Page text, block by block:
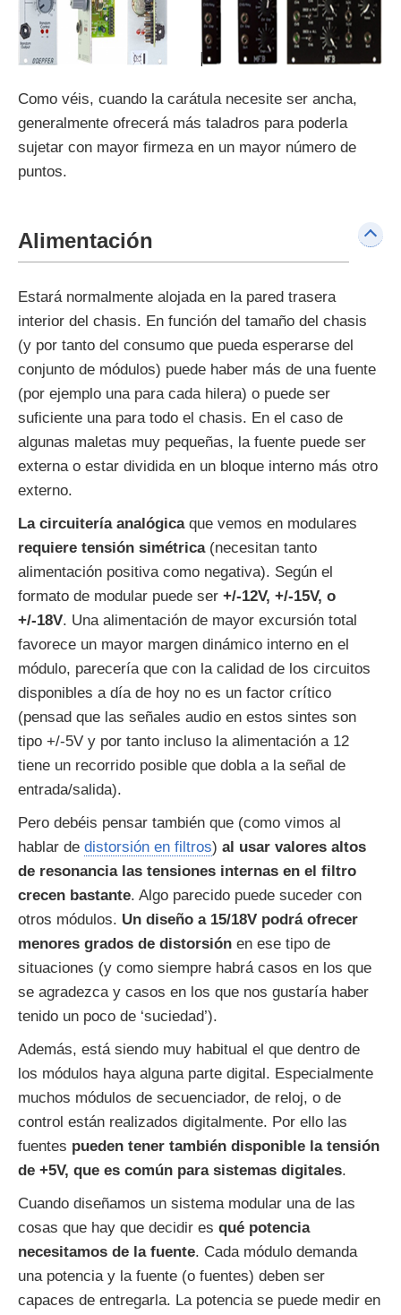
Como véis, cuando la carátula necesite ser ancha,
generalmente ofrecerá más taladros para poderla
sujetar con mayor firmeza en un mayor número de
puntos.
Alimentación
Estará normalmente alojada en la pared trasera
interior del chasis. En función del tamaño del chasis
(y por tanto del consumo que pueda esperarse del
conjunto de módulos) puede haber más de una fuente
(por ejemplo una para cada hilera) o puede ser
suficiente una para todo el chasis. En el caso de
algunas maletas muy pequeñas, la fuente puede ser
externa o estar dividida en un bloque interno más otro
externo.
La circuitería analógica que vemos en modulares
requiere tensión simétrica(necesitan tanto
alimentación positiva como negativa). Según el
formato de modular puede ser +/-12V, +/-15V, o
+/-18V. Una alimentación de mayor excursión total
favorece un mayor margen dinámico interno en el
módulo, parecería que con la calidad de los circuitos
disponibles a día de hoy no es un factor crítico
(pensad que las señales audio en estos sintes son
tipo +/-5V y por tanto incluso la alimentación a 12
tiene un recorrido posible que dobla a la señal de
entrada/salida).
Pero debéis pensar también que (como vimos al
hablar de distorsión en filtros) al usar valores altos
de resonancia las tensiones internas en el filtro
crecen bastante. Algo parecido puede suceder con
otros módulos. Un diseño a 15/18V podrá ofrecer
menores grados de distorsión en ese tipo de
situaciones (y como siempre habrá casos en los que
se agradezca y casos en los que nos gustaría haber
tenido un poco de ‘suciedad’).
Además, está siendo muy habitual el que dentro de
los módulos haya alguna parte digital. Especialmente
muchos módulos de secuenciador, de reloj, o de
control están realizados digitalmente. Por ello las
fuentes pueden tener también disponible la tensión
de +5V, que es común para sistemas digitales.
Cuando diseñamos un sistema modular una de las
cosas que hay que decidir es qué potencia
necesitamos de la fuente. Cada módulo demanda
una potencia y la fuente (o fuentes) deben ser
capaces de entregarla. La potencia se puede medir en